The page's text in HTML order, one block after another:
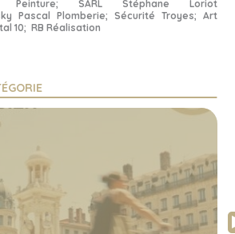
Peinture;
SARL Stéphane Loriot
Pascal Plomberie; Sécurité Troyes; Art
10; RB Réalisation